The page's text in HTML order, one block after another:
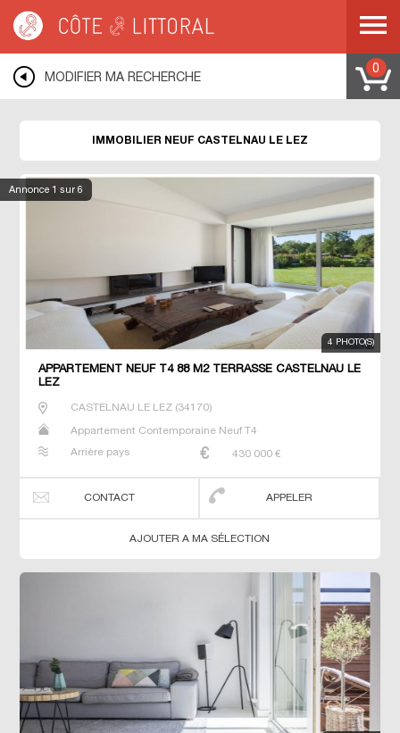
ROUSSILLON> HERAULT CASTELNAU LE LEZ
MODIFIER MA RECHERCHE
0
Annonce 1 sur 6
IMMOBILIER NEUF CASTELNAU LE LEZ
4 PHOTO(S)
APPARTEMENT NEUF T4 88 M2 TERRASSE CASTELNAU LE
LEZ
CASTELNAU LE LEZ(34170)
Appartement Contemporaine Neuf T4
Arrière pays 430 000 €
CONTACT APPELER
AJOUTER A MA SÉLECTION